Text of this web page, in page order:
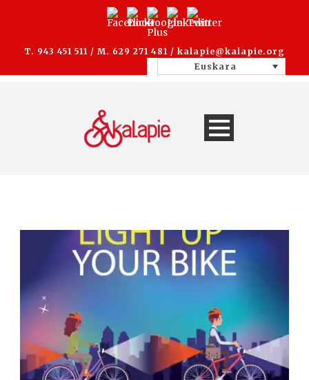
T. 943 451 511 / M. 629 271 481 / kalapie@kalapie.org
Euskara